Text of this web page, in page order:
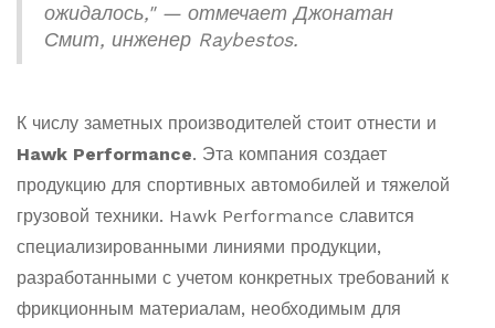
ожидалось," — отмечает Джонатан
Смит, инженер Raybestos.
К числу заметных производителей стоит отнести и
Hawk Performance. Эта компания создает
продукцию для спортивных автомобилей и тяжелой
грузовой техники. Hawk Performance славится
специализированными линиями продукции,
разработанными с учетом конкретных требований к
фрикционным материалам, необходимым для